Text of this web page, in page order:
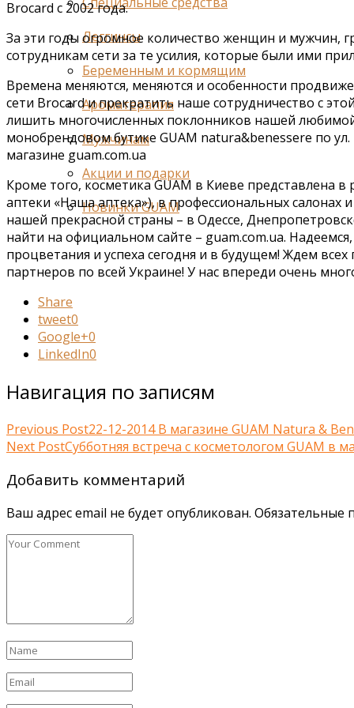
Леггинсы
Беременным и кормящим
Ароматерапия
Мужчинам
Акции и подарки
Новинки GUAM
Brocard с 2002 года.
За эти годы огромное количество женщин и мужчин,
сотрудникам сети за те усилия, которые были ими
Времена меняются, меняются и особенности
сети Brocard и прекратить наше сотрудничество с
лишить многочисленных поклонников нашей
монобрендовом бутике GUAM natura&benessere по
магазине guam.com.ua
Кроме того, косметика GUAM в Киеве представлена
аптеки «Наша аптека»), в профессиональных салонах
нашей прекрасной страны – в Одессе,
найти на официальном сайте – guam.com.ua.
процветания и успеха сегодня и в будущем! Ждем
партнеров по всей Украине! У нас впереди очень
Share
tweet0
Google+0
LinkedIn0
Навигация по записям
Previous Post22-12-2014 В магазине GUAM Natura &
Next PostCубботняя встреча с косметологом GUAM в
Добавить комментарий
Ваш адрес email не будет опубликован. Обязательные